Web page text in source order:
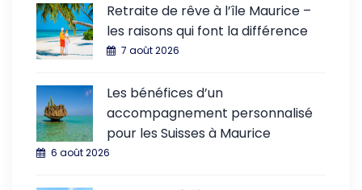
Retraite de rêve à l’île Maurice –
les raisons qui font la différence
7 août 2026
Les bénéfices d’un
accompagnement personnalisé
pour les Suisses à Maurice
6 août 2026